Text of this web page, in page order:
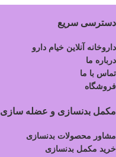
دسترسی سریع
داروخانه آنلاین خیام دارو
درباره ما
تماس با ما
فروشگاه
مکمل بدنسازی و عضله سازی
مشاور محصولات بدنسازی
خرید مکمل بدنسازی